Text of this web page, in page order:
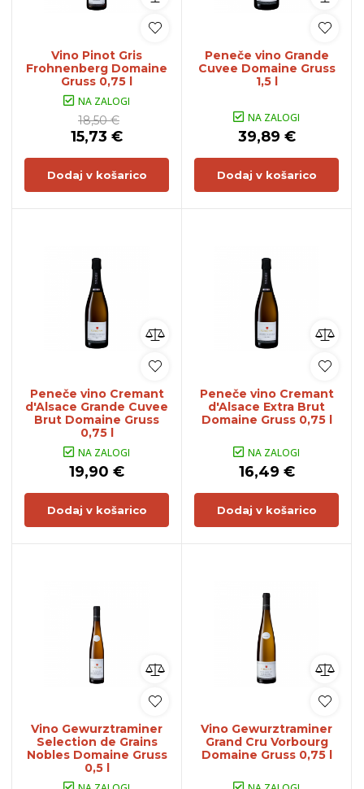
Vino Pinot Gris
Frohnenberg Domaine
Gruss 0,75 l
NA ZALOGI
18,50 €
15,73 €
Dodaj v košarico
Peneče vino Grande
Cuvee Domaine Gruss
1,5 l
NA ZALOGI
39,89 €
Dodaj v košarico
Peneče vino Cremant
d'Alsace Grande Cuvee
Brut Domaine Gruss
0,75 l
NA ZALOGI
19,90 €
Dodaj v košarico
Peneče vino Cremant
d'Alsace Extra Brut
Domaine Gruss 0,75 l
NA ZALOGI
16,49 €
Dodaj v košarico
Vino Gewurztraminer
Selection de Grains
Nobles Domaine Gruss
0,5 l
Vino Gewurztraminer
Grand Cru Vorbourg
Domaine Gruss 0,75 l